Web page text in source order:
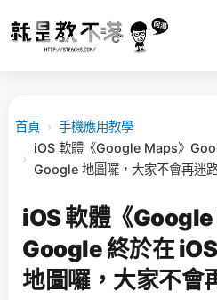
首頁 › 手機應用教學
›
iOS 軟體《Google Maps》
Google 地圖囉，大家不會再迷
iOS 軟體《Google
Google 終於在
地圖囉，大家不會